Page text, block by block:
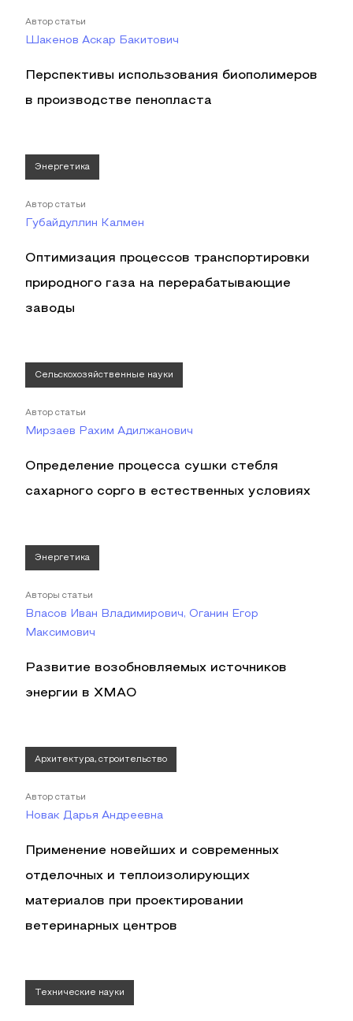
Автор статьи
Шакенов Аскар Бакитович
Перспективы использования биополимеров
в производстве пенопласта
Энергетика
Автор статьи
Губайдуллин Калмен
Оптимизация процессов транспортировки
природного газа на перерабатывающие
заводы
Сельскохозяйственные науки
Автор статьи
Мирзаев Рахим Адилжанович
Определение процесса сушки стебля
сахарного сорго в естественных условиях
Энергетика
Авторы статьи
Власов Иван Владимирович, Оганин Егор
Максимович
Развитие возобновляемых источников
энергии в ХМАО
Архитектура, строительство
Автор статьи
Новак Дарья Андреевна
Применение новейших и современных
отделочных и теплоизолирующих
материалов при проектировании
ветеринарных центров
Технические науки